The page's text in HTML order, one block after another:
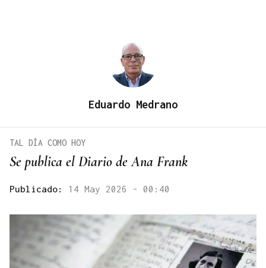
Eduardo Medrano
Se publica el Diario de Ana Frank
TAL DÍA COMO HOY
Publicado: 14 May 2026 - 00:40